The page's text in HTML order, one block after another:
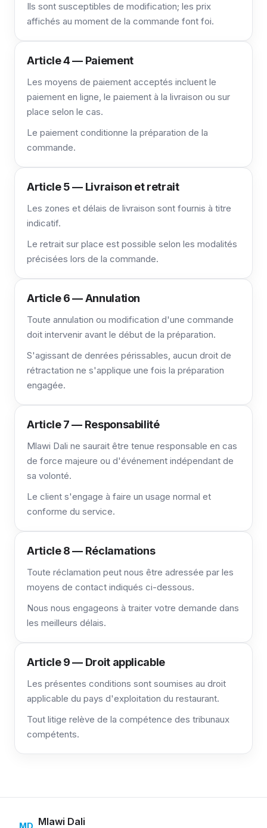
Ils sont susceptibles de modification; les prix
affichés au moment de la commande font foi.
Article 4 — Paiement
Les moyens de paiement acceptés incluent le
paiement en ligne, le paiement à la livraison ou sur
place selon le cas.
Le paiement conditionne la préparation de la
commande.
Article 5 — Livraison et retrait
Les zones et délais de livraison sont fournis à titre
indicatif.
Le retrait sur place est possible selon les modalités
précisées lors de la commande.
Article 6 — Annulation
Toute annulation ou modification d'une commande
doit intervenir avant le début de la préparation.
S'agissant de denrées périssables, aucun droit de
rétractation ne s'applique une fois la préparation
engagée.
Article 7 — Responsabilité
Mlawi Dali ne saurait être tenue responsable en cas
de force majeure ou d'événement indépendant de
sa volonté.
Le client s'engage à faire un usage normal et
conforme du service.
Article 8 — Réclamations
Toute réclamation peut nous être adressée par les
moyens de contact indiqués ci-dessous.
Nous nous engageons à traiter votre demande dans
les meilleurs délais.
Article 9 — Droit applicable
Les présentes conditions sont soumises au droit
applicable du pays d'exploitation du restaurant.
Tout litige relève de la compétence des tribunaux
compétents.
MD Mlawi Dali